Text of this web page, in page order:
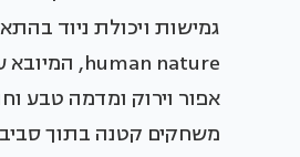
אפור וירוק ומדמה טבע
משחקים קטנה בתוך